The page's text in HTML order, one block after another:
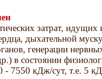
затрат, идущих
дыхательной
генерации
в состоянии
- 7550 кДж/сут, т.е. 5